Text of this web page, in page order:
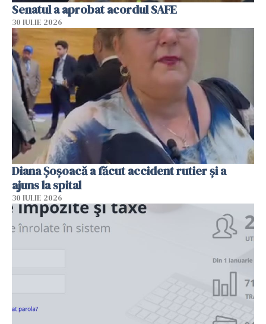
Senatul a aprobat acordul SAFE
30 IULIE 2026
Diana Șoșoacă a făcut accident rutier și a
ajuns la spital
30 IULIE 2026